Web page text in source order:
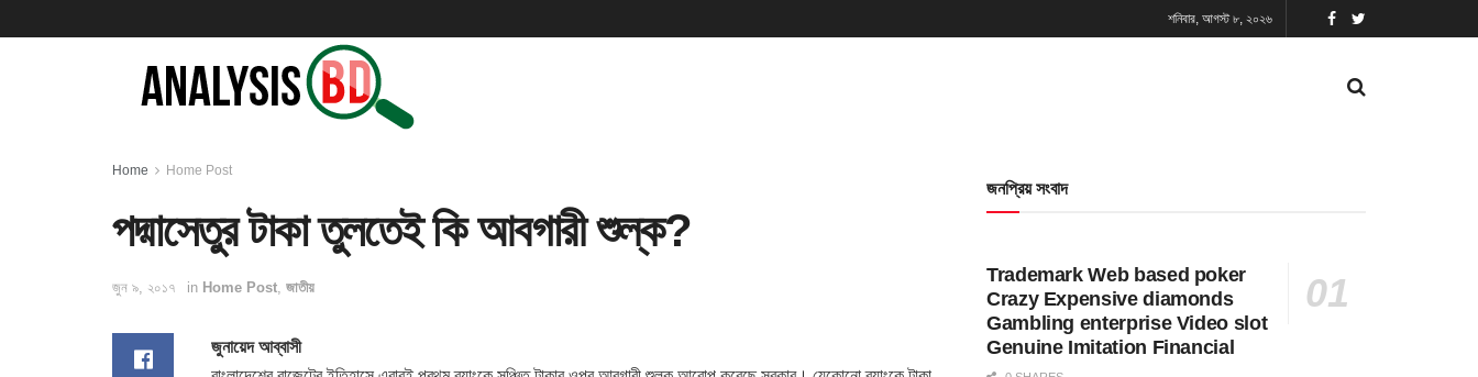
শনিবার, আগস্ট ৮, ২০২৬
Home Home Post
পদ্মাসেতুর টাকা তুলতেই কি আবগারী শুল্ক?
জুন ৯, ২০১৭ in Home Post জাতীয়
জুনায়েদ আব্বাসী
জনপ্রিয় সংবাদ
Trademark Web based poker
Crazy Expensive diamonds
Gambling enterprise Video slot
Genuine Imitation Financial